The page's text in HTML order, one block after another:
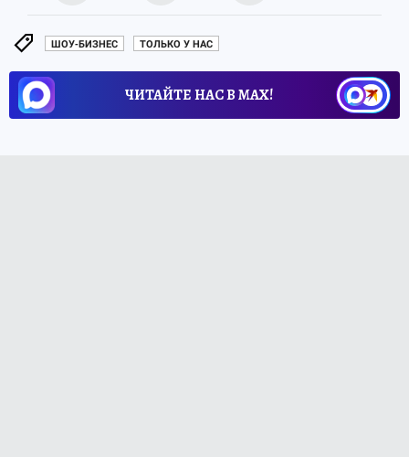
ШОУ-БИЗНЕС ТОЛЬКО У НАС
ЧИТАЙТЕ НАС В МАХ!